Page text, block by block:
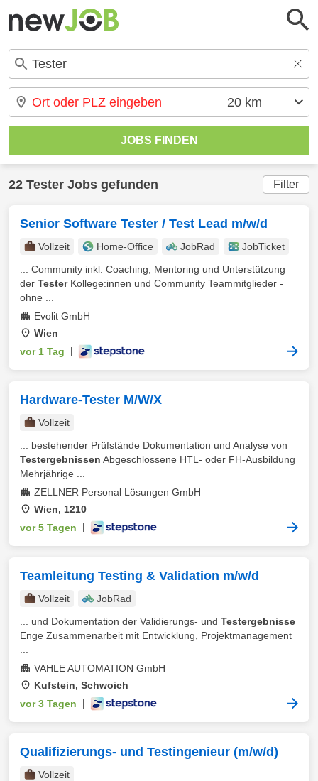
22 Tester Jobs gefunden Filter
Senior Software Tester / Test Lead m/w/d
Vollzeit Home-Office JobRad
JobTicket
... Community inkl. Coaching, Mentoring und Unterstützung
der TesterKollege:innen und Community Teammitglieder -
ohne ...
Evolit GmbH
Wien
vor 1 Tag
Hardware-Tester M/W/X
Vollzeit
... bestehender Prüfstände Dokumentation und Analyse von
Testergebnissen Abgeschlossene HTL- oder FH-Ausbildung
Mehrjährige ...
ZELLNER Personal Lösungen GmbH
Wien, 1210
vor 5 Tagen
Teamleitung Testing & Validation m/w/d
Vollzeit
JobRad
... und Dokumentation der Validierungs- und Testergebnisse
Enge Zusammenarbeit mit Entwicklung, Projektmanagement
VAHLE AUTOMATION GmbH
Kufstein, Schwoich
vor 3 Tagen
Qualifizierungs- und Testingenieur (m/w/d)
Vollzeit